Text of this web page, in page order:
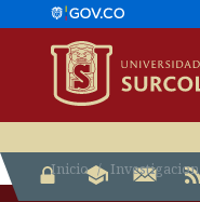
Inicio Investigacion